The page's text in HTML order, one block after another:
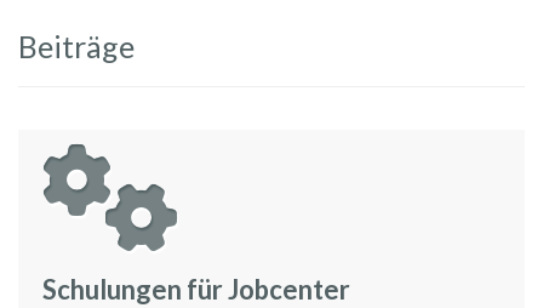
Beiträge
Schulungen für Jobcenter